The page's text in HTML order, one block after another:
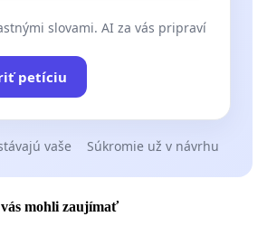
slovami. AI za vás pripraví
petíciu
vaše Súkromie už v návrhu
mohli zaujímať